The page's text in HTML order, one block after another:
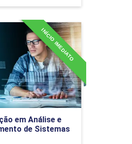
de Serviços
10h
em Análise e
de Sistemas
INÍCIO IMEDIATO
em Análise e
Desenvolvimento de
Sistemas em Python
do curso